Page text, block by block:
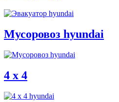
Мусоровоз hyundai
4 x 4